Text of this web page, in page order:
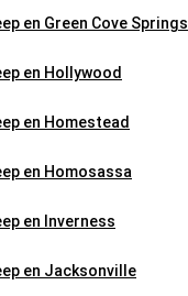
en Green Cove Springs
en Hollywood
en Homestead
en Homosassa
en Inverness
en Jacksonville